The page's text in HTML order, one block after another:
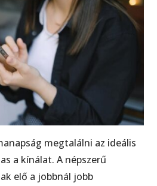
megtalálni az ideális
a kínálat. A népszerű
elő a jobbnál jobb